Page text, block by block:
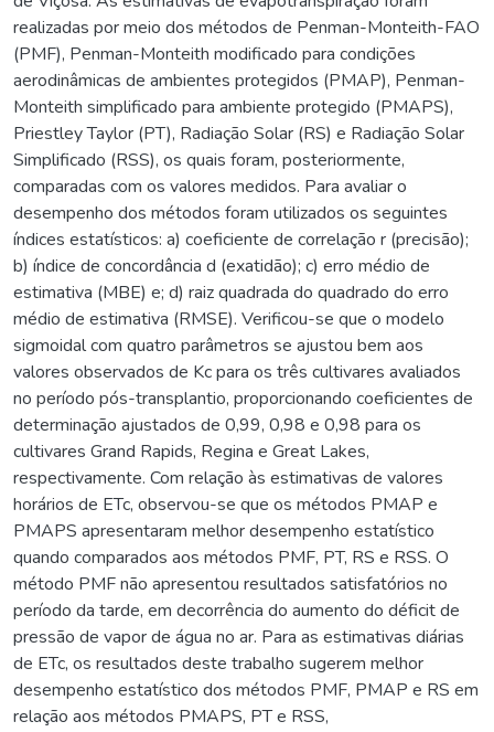
realizadas por meio dos métodos de Penman-Monteith-FAO
(PMF), Penman-Monteith modificado para condições
aerodinâmicas de ambientes protegidos (PMAP), Penman-
Monteith simplificado para ambiente protegido (PMAPS),
Priestley Taylor (PT), Radiação Solar (RS) e Radiação Solar
Simplificado (RSS), os quais foram, posteriormente,
comparadas com os valores medidos. Para avaliar o
desempenho dos métodos foram utilizados os seguintes
índices estatísticos: a) coeficiente de correlação r (precisão);
b) índice de concordância d (exatidão); c) erro médio de
estimativa (MBE) e; d) raiz quadrada do quadrado do erro
médio de estimativa (RMSE). Verificou-se que o modelo
sigmoidal com quatro parâmetros se ajustou bem aos
valores observados de Kc para os três cultivares avaliados
no período pós-transplantio, proporcionando coeficientes de
determinação ajustados de 0,99, 0,98 e 0,98 para os
cultivares Grand Rapids, Regina e Great Lakes,
respectivamente. Com relação às estimativas de valores
horários de ETc, observou-se que os métodos PMAP e
PMAPS apresentaram melhor desempenho estatístico
quando comparados aos métodos PMF, PT, RS e RSS. O
método PMF não apresentou resultados satisfatórios no
período da tarde, em decorrência do aumento do déficit de
pressão de vapor de água no ar. Para as estimativas diárias
de ETc, os resultados deste trabalho sugerem melhor
desempenho estatístico dos métodos PMF, PMAP e RS em
relação aos métodos PMAPS, PT e RSS,